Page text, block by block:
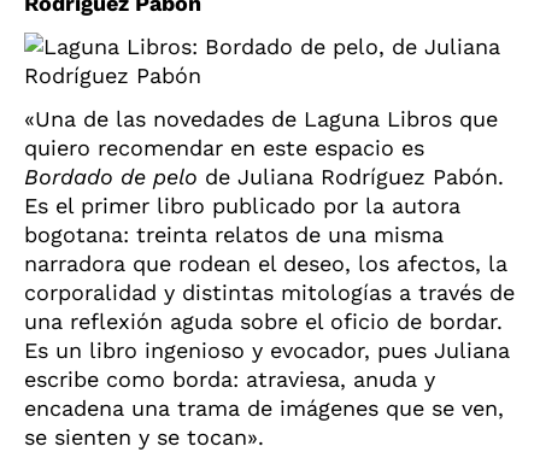
«Una de las novedades de Laguna Libros que
quiero recomendar en este espacio es
Bordado de pelo de Juliana Rodríguez Pabón.
Es el primer libro publicado por la autora
bogotana: treinta relatos de una misma
narradora que rodean el deseo, los afectos, la
corporalidad y distintas mitologías a través de
una reflexión aguda sobre el oficio de bordar.
Es un libro ingenioso y evocador, pues Juliana
escribe como borda: atraviesa, anuda y
encadena una trama de imágenes que se ven,
se sienten y se tocan».